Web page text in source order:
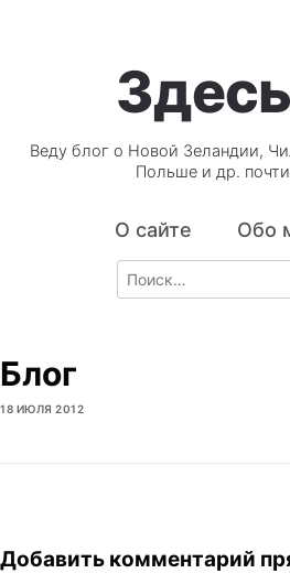
Веду блог о Новой Зеландии,
Польше и др.
О сайте Обо
Search
for:
Блог
18 ИЮЛЯ 2012
Добавить комментарий